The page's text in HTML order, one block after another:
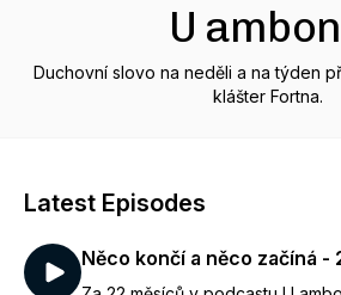
U
Duchovní slovo na neděli a na týden
klášter Fortna.
Latest Episodes
Něco končí a něco začíná -